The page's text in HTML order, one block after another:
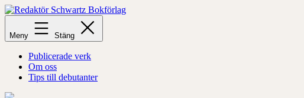
Hoppa
till
innehåll
Redaktör
Schwartz
Bokförlag
Meny Stäng
Publicerade verk
Om oss
Tips till debutanter